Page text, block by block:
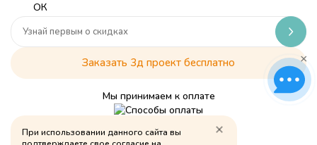
ОК
Заказать 3д проект бесплатно
Мы принимаем к оплате
Политика обработки персональных данных
При использовании данного сайта вы
×